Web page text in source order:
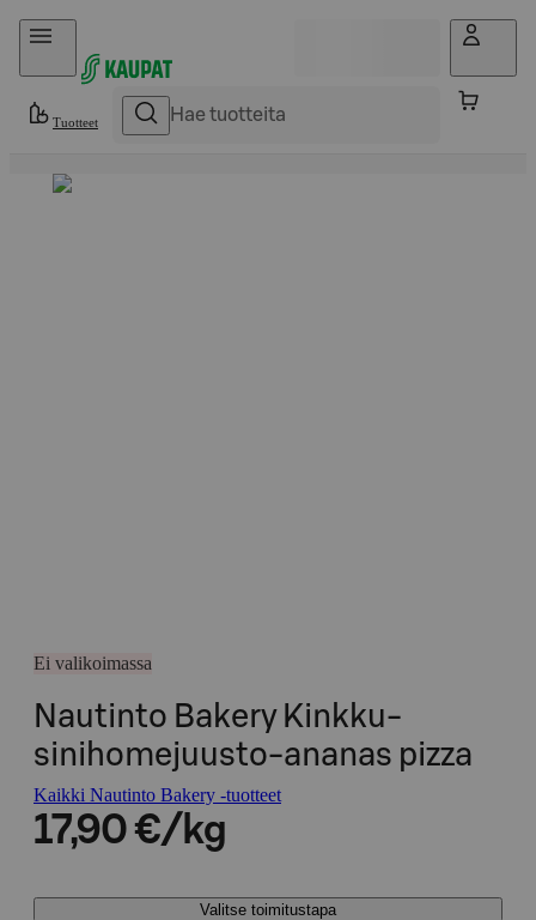
Hyppää sisältöön
Tuotteet
Ei valikoimassa
Nautinto Bakery Kinkku-
sinihomejuusto-ananas pizza
Kaikki Nautinto Bakery -tuotteet
17,90 €/kg
Valitse toimitustapa